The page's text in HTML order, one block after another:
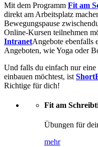
Mit dem Programm Fit am
direkt am Arbeitsplatz
Bewegungspause
Online-Kursen teilnehmen
IntranetAngebote ebenfalls
Angeboten, wie Yoga oder
Und falls du einfach nur
einbauen möchtest, ist
Richtige für dich!
Fit am
Übungen für
mehr